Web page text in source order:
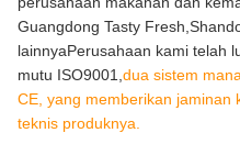
Guangdong Tasty
lainnyaPerusahaan kami telah
mutu ISO9001,dua sistem
CE, yang memberikan jaminan
teknis produknya.